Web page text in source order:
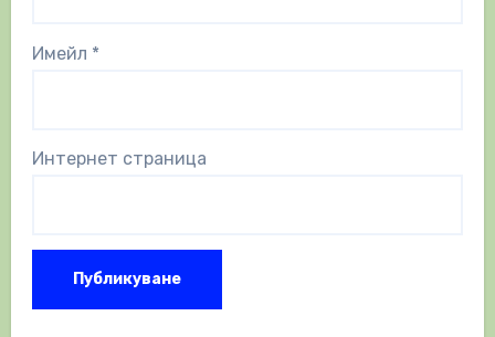
Имейл *
Интернет страница